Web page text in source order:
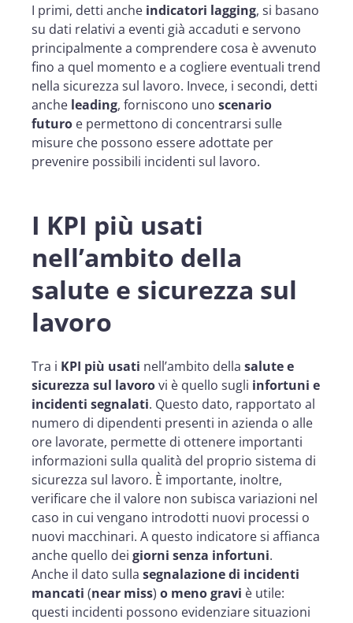
I primi, detti anche indicatori lagging, si basano
su dati relativi a eventi già accaduti e servono
principalmente a comprendere cosa è avvenuto
fino a quel momento e a cogliere eventuali trend
nella sicurezza sul lavoro. Invece, i secondi, detti
anche leading, forniscono uno scenario
futuro e permettono di concentrarsi sulle
misure che possono essere adottate per
prevenire possibili incidenti sul lavoro.
I KPI più usati
nell’ambito della
salute e sicurezza sul
lavoro
Tra i KPI più usati nell’ambito della salute e
sicurezza sul lavorovi è quello sugli infortuni e
incidenti segnalati. Questo dato, rapportato al
numero di dipendenti presenti in azienda o alle
ore lavorate, permette di ottenere importanti
informazioni sulla qualità del proprio sistema di
sicurezza sul lavoro. È importante, inoltre,
verificare che il valore non subisca variazioni nel
caso in cui vengano introdotti nuovi processi o
nuovi macchinari. A questo indicatore si affianca
anche quello dei giorni senza infortuni.
Anche il dato sulla segnalazione di incidenti
mancati (near miss) o meno gravi è utile:
questi incidenti possono evidenziare situazioni